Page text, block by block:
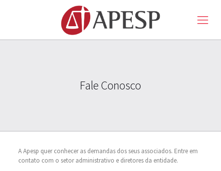
Fale Conosco
A Apesp quer conhecer as demandas dos seus associados. Entre em
contato com o setor administrativo e diretores da entidade.